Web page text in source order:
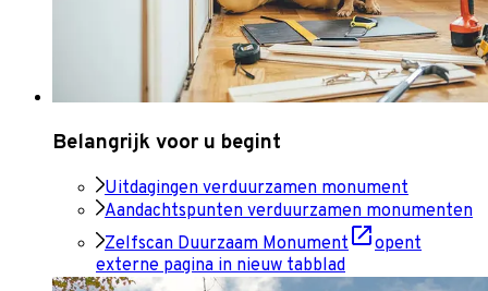
Belangrijk voor u begint
Uitdagingen verduurzamen monument
Aandachtspunten verduurzamen monumenten
Zelfscan Duurzaam Monument
opent
externe pagina in nieuw tabblad